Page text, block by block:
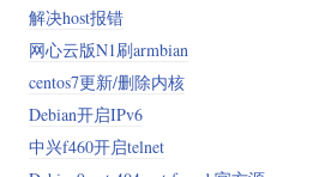
解决host报错
网心云版N1刷armbian
centos7更新/删除内核
Debian开启IPv6
中兴f460开启telnet